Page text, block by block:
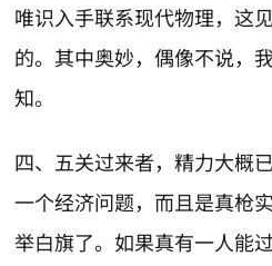
唯识入手联系现代物理，这
的。其中奥妙，偶像不说，
知。
四、五关过来者，精力大概
一个经济问题，而且是真枪
举白旗了。如果真有一人能